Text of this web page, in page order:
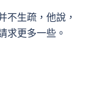
不生疏，他說，
求更多一些。